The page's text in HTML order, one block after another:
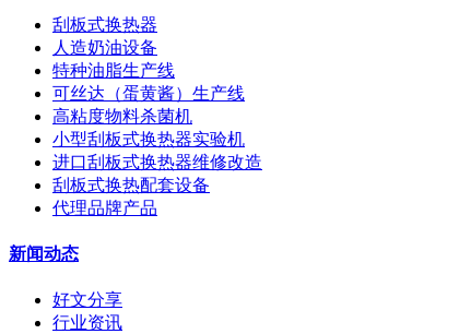
刮板式换热器
人造奶油设备
特种油脂生产线
可丝达（蛋黄酱）生产线
高粘度物料杀菌机
小型刮板式换热器实验机
进口刮板式换热器维修改造
刮板式换热配套设备
代理品牌产品
新闻动态
好文分享
行业资讯